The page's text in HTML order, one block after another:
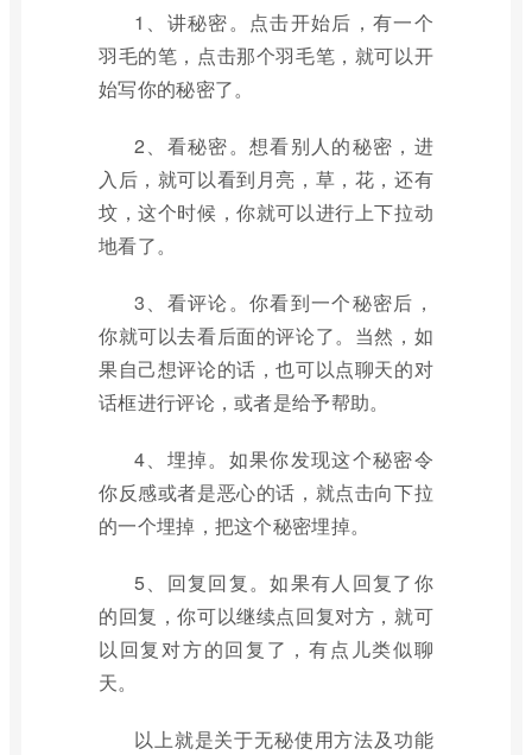
1、讲秘密。点击开始后，有一个
羽毛的笔，点击那个羽毛笔，就可以开
始写你的秘密了。
2、看秘密。想看别人的秘密，进
入后，就可以看到月亮，草，花，还有
坟，这个时候，你就可以进行上下拉动
地看了。
3、看评论。你看到一个秘密后，
你就可以去看后面的评论了。当然，如
果自己想评论的话，也可以点聊天的对
话框进行评论，或者是给予帮助。
4、埋掉。如果你发现这个秘密令
你反感或者是恶心的话，就点击向下拉
的一个埋掉，把这个秘密埋掉。
5、回复回复。如果有人回复了你
的回复，你可以继续点回复对方，就可
以回复对方的回复了，有点儿类似聊
天。
以上就是关于无秘使用方法及功能